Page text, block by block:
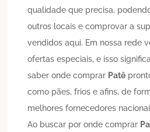
qualidade que precisa,
outros locais e comprovar a
vendidos aqui. Em nossa rede
ofertas especiais, e isso
saber onde comprar Patê
como pães, frios e afins, de
melhores fornecedores
Ao buscar por onde comprar